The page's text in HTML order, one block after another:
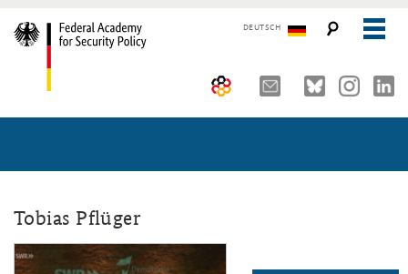
DEUTSCH
Advisory Board
Organisation
The Association of Friends
Seminars, Conferences and Events
Security Policy Course for Senior Officials
Core Course on Security Policy
Working Papers
Tobias Pflüger
hambacher_schloss2.png